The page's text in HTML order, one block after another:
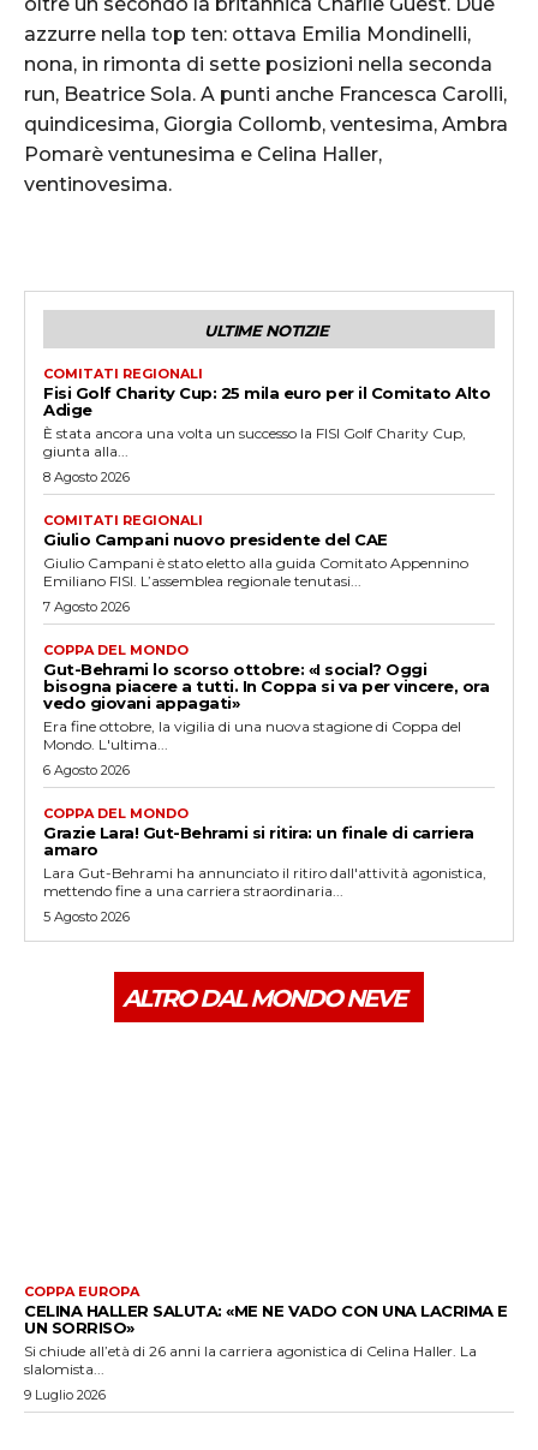
azzurre nella top ten: ottava Emilia Mondinelli,
nona, in rimonta di sette posizioni nella seconda
run, Beatrice Sola. A punti anche Francesca Carolli,
quindicesima, Giorgia Collomb, ventesima, Ambra
Pomarè ventunesima e Celina Haller,
ventinovesima.
ULTIME NOTIZIE
COMITATI REGIONALI
Fisi Golf Charity Cup: 25 mila euro per il Comitato Alto
Adige
È stata ancora una volta un successo la FISI Golf Charity Cup,
giunta alla...
8 Agosto 2026
COMITATI REGIONALI
Giulio Campani nuovo presidente del CAE
Giulio Campani è stato eletto alla guida Comitato Appennino
Emiliano FISI. L’assemblea regionale tenutasi...
7 Agosto 2026
COPPA DEL MONDO
Gut-Behrami lo scorso ottobre: «I social? Oggi
bisogna piacere a tutti. In Coppa si va per vincere, ora
vedo giovani appagati»
Era fine ottobre, la vigilia di una nuova stagione di Coppa del
Mondo. L'ultima...
6 Agosto 2026
COPPA DEL MONDO
Grazie Lara! Gut-Behrami si ritira: un finale di carriera
amaro
Lara Gut-Behrami ha annunciato il ritiro dall'attività agonistica,
mettendo fine a una carriera straordinaria...
5 Agosto 2026
ALTRO DAL MONDO NEVE
COPPA EUROPA
CELINA HALLER SALUTA: «ME NE VADO CON UNA LACRIMA E
UN SORRISO»
Si chiude all’età di 26 anni la carriera agonistica di Celina Haller. La
slalomista...
9 Luglio 2026